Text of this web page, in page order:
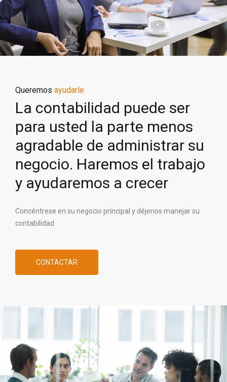
Queremos ayudarle
La contabilidad puede ser
para usted la parte menos
agradable de administrar su
negocio. Haremos el trabajo
y ayudaremos a crecer
Concéntrese en su negocio principal y déjenos manejar su
contabilidad
CONTACTAR